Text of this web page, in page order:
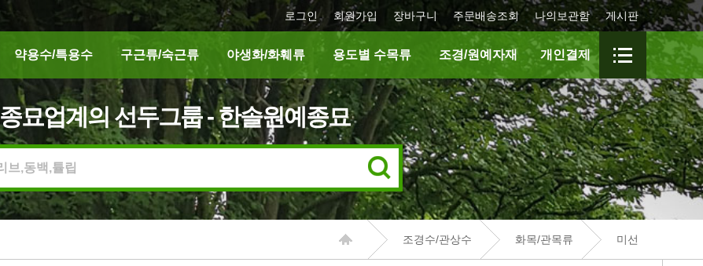
로그인 회원가입 장바구니 주문배송조회 나의보관함 게시판
약용수/특용수 구근류/숙근류 야생화/화훼류 용도별 수목류 조경/원예자재 개인결제
종묘업계의 선두그룹 - 한솔원예종묘
조경수/관상수 화목/관목류 미선